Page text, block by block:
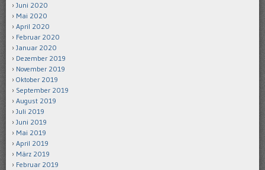
Juni 2020
Mai 2020
April 2020
Februar 2020
Januar 2020
Dezember 2019
November 2019
Oktober 2019
September 2019
August 2019
Juli 2019
Juni 2019
Mai 2019
April 2019
März 2019
Februar 2019